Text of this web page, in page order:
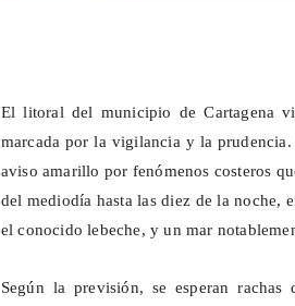
El litoral del municipio de Cartagena
marcada por la vigilancia y la
aviso amarillo por fenómenos costeros
del mediodía hasta las diez de la noche,
el conocido lebeche, y un mar
Según la previsión, se esperan